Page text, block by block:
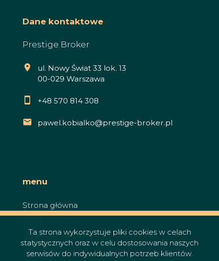
Dane kontaktowe
Prestige Broker
ul. Nowy Świat 33 lok. 13
00-029 Warszawa
+48 570 814 308
pawel.kobialko@prestige-broker.pl
menu
Strona główna
O nas
Oferty
Zgłoszenia
Ulubione
Ta strona wykorzystuje pliki cookies w celach
statystycznych oraz w celu dostosowania naszych
serwisów do indywidualnych potrzeb klientów.